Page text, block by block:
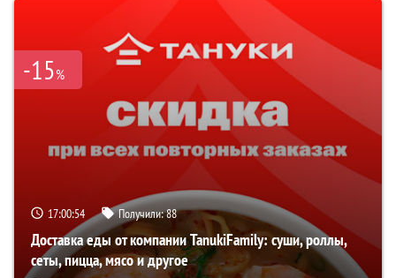
-15%
17:00:54 Получили:88
Доставка еды от компании TanukiFamily: суши, роллы,
сеты, пицца, мясо и другое